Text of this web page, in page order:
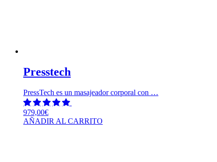
Presstech
PressTech es un masajeador corporal con …
979,00€
AÑADIR AL CARRITO